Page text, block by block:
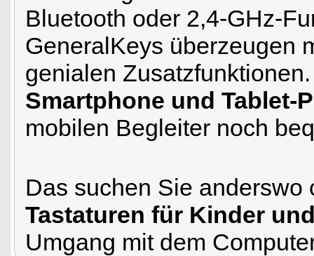
Bluetooth oder 2,4-GHz-
GeneralKeys überzeugen
genialen
Smartphone und Tablet-
mobilen Begleiter noch
Das suchen Sie
Tastaturen für Kinder
Umgang mit dem